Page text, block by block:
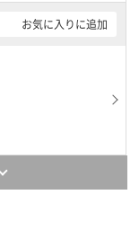
お気に入りに追加